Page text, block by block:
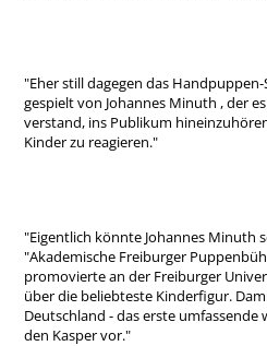
"Eher still dagegen das
gespielt von Johannes Minuth , der
verstand, ins Publikum
Kinder zu reagieren."
"Eigentlich könnte Johannes Minuth
"Akademische Freiburger
promovierte an der Freiburger
über die beliebteste Kinderfigur.
Deutschland - das erste umfassende
den Kasper vor."